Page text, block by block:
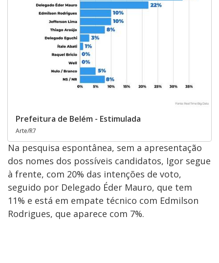
Prefeitura de Belém - Estimulada
Arte/R7
Na pesquisa espontânea, sem a apresentação
dos nomes dos possíveis candidatos, Igor segue
à frente, com 20% das intenções de voto,
seguido por Delegado Éder Mauro, que tem
11% e está em empate técnico com Edmilson
Rodrigues, que aparece com 7%.